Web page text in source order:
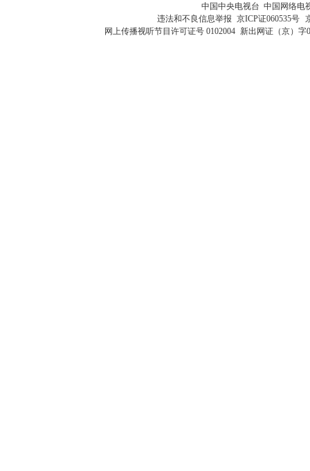
中国中央电视台 中国网络电
违法和不良信息举报 京ICP证060535号
网上传播视听节目许可证号 0102004 新出网证（京）